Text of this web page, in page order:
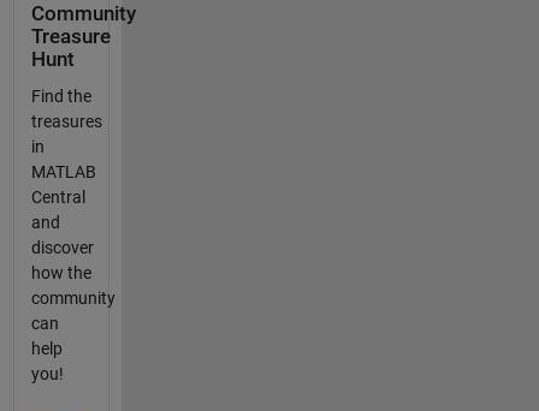
Community
Treasure
Hunt
Find the
treasures
in
MATLAB
Central
and
discover
how the
community
can
help
you!